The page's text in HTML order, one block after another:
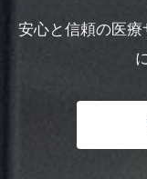
安心と信頼の医